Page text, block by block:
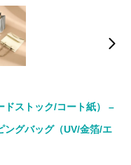
ドストック/コート紙） –
ングバッグ（UV/金箔/エ